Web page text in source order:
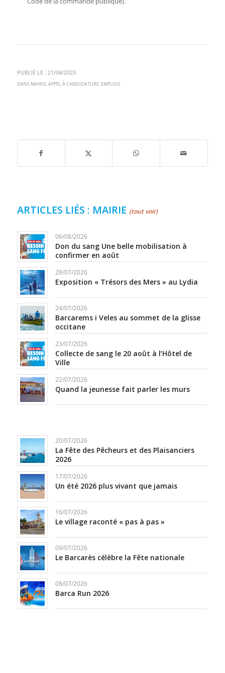
PUBLIÉ LE : 21/04/2023
DANS MAIRIE, APPEL À CANDIDATURE, EMPLOIS
ARTICLES LIÉS : MAIRIE (tout voir)
06/08/2026
Don du sang Une belle mobilisation à
confirmer en août
28/07/2026
Exposition « Trésors des Mers » au Lydia
24/07/2026
Barcarems i Veles au sommet de la glisse
occitane
23/07/2026
Collecte de sang le 20 août à l’Hôtel de
Ville
22/07/2026
Quand la jeunesse fait parler les murs
20/07/2026
La Fête des Pêcheurs et des Plaisanciers
2026
17/07/2026
Un été 2026 plus vivant que jamais
16/07/2026
Le village raconté « pas à pas »
09/07/2026
Le Barcarès célèbre la Fête nationale
08/07/2026
Barca Run 2026